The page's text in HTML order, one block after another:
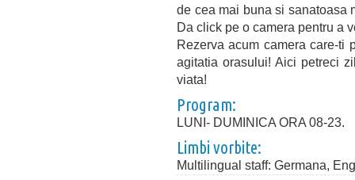
de cea mai buna si sanatoasa
Da click pe o camera pentru a
Rezerva acum camera care-ti
agitatia orasului! Aici petreci
viata!
Program:
LUNI- DUMINICA ORA 08-23.
Limbi vorbite:
Multilingual staff: Germana,